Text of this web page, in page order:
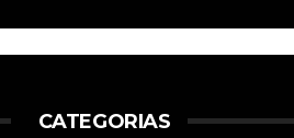
CATEGORIAS